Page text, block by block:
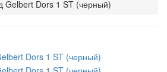
Gelbert Dors 1 ST (черный)